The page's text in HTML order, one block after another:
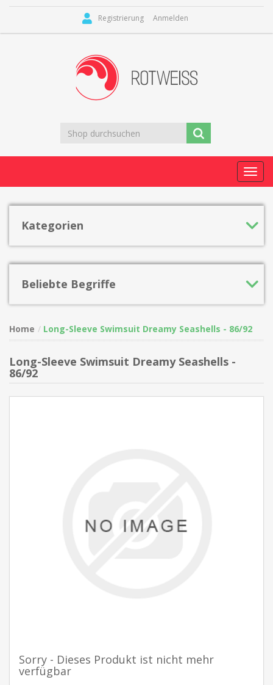
Registrierung Anmelden
Kategorien
Beliebte Begriffe
Home Long-Sleeve Swimsuit Dreamy Seashells - 86/92
Long-Sleeve Swimsuit Dreamy Seashells -
86/92
Sorry - Dieses Produkt ist nicht mehr
verfügbar